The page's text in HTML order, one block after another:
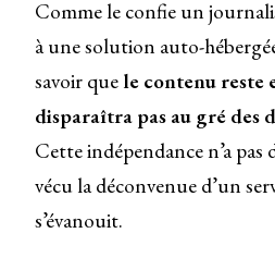
Comme le confie un
à une solution auto-
savoir que le contenu reste
disparaîtra pas au gré des
Cette indépendance n’a
vécu la déconvenue d’un
s’évanouit.